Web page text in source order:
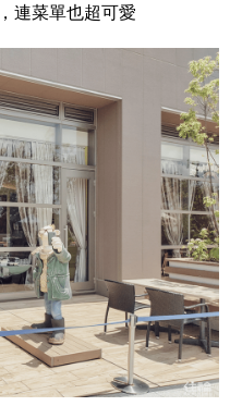
連菜單也超可愛